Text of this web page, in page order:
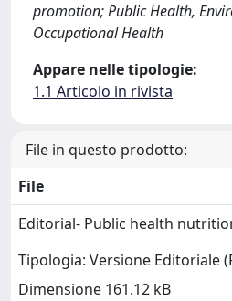
promotion; Public Health,
Occupational Health
Appare nelle tipologie:
1.1 Articolo in rivista
File in questo prodotto:
File
Editorial- Public health
Tipologia: Versione Editoriale
Dimensione 161.12 kB